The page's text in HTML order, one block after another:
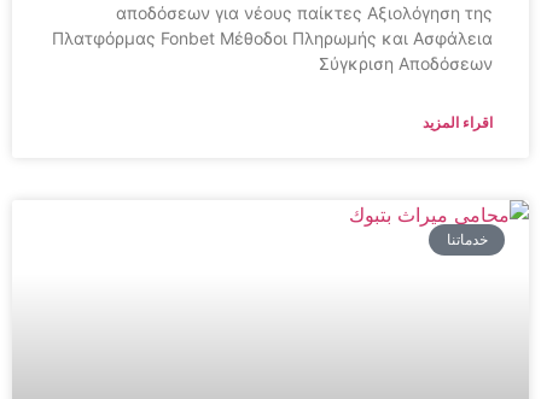
αποδόσεων για νέους παίκτες Αξιολόγηση της
Πλατφόρμας Fonbet Μέθοδοι Πληρωμής και Ασφάλεια
Σύγκριση Αποδόσεων
اقراء المزيد
خدماتنا